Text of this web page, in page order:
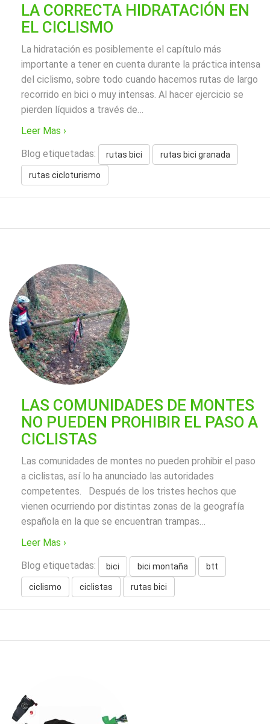
LA CORRECTA HIDRATACIÓN EN
EL CICLISMO
La hidratación es posiblemente el capítulo más
importante a tener en cuenta durante la práctica intensa
del ciclismo, sobre todo cuando hacemos rutas de largo
recorrido en bici o muy intensas. Al hacer ejercicio se
pierden líquidos a través de…
Leer Mas ›
Blog etiquetadas: rutas bici rutas bici granada
rutas cicloturismo
LAS COMUNIDADES DE MONTES
NO PUEDEN PROHIBIR EL PASO A
CICLISTAS
Las comunidades de montes no pueden prohibir el paso
a ciclistas, así lo ha anunciado las autoridades
competentes. Después de los tristes hechos que
vienen ocurriendo por distintas zonas de la geografía
española en la que se encuentran trampas…
Leer Mas ›
Blog etiquetadas: bici bici montaña btt
ciclismo ciclistas rutas bici